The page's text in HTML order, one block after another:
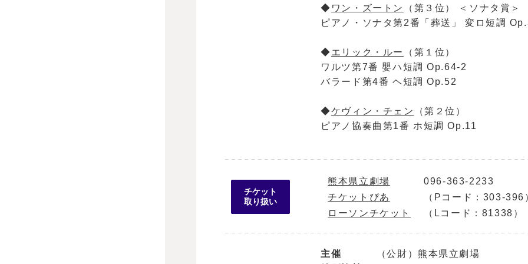
◆ ワン・ズートン
（第３位） ＜ソナタ賞＞
ピアノ・ソナタ第2番「葬送」 変ロ短調
◆エリック・ルー
（第１位）
ワルツ第7番 嬰ハ短調 Op.64-2
バラード第4番 ヘ短調 Op.52
◆ケヴィン・チェン
（第２位）
ピアノ協奏曲第1番 ホ短調 Op.11
チケット
取り扱い
熊本県立劇場
096-363-2233
チケットぴあ
（Pコード：303-396
ローソンチケット
（Lコード：81338）
主催
（公財）熊本県立劇場